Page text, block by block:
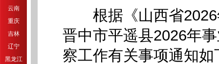
云南
重庆
吉林
辽宁
黑龙江
根据《山西省2026
晋中市平遥县2026年
察工作有关事项通知如